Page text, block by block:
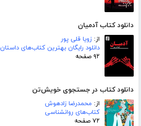
دانلود کتاب آدمیان
از: زویا قلی پور
دانلود رایگان بهترین کتاب‌های داستان
۹۲ صفحه
دانلود کتاب در جستجوی خویش‌تن
از: محمدرضا زادهوش
کتاب‌های روانشناسی
۷۲ صفحه